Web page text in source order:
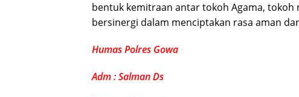
bentuk kemitraan antar tokoh Agama,
bersinergi dalam menciptakan rasa aman
Humas Polres Gowa
Adm : Salman Ds